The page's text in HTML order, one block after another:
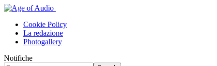
Cookie Policy
La redazione
Photogallery
Notifiche